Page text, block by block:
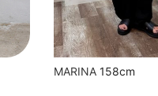
MARINA 158cm